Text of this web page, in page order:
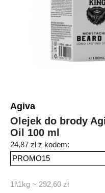
Agiva
Olejek do brody
Oil 100 ml
24,87 zł z kodem:
1l\1kg ~ 292,60 zł